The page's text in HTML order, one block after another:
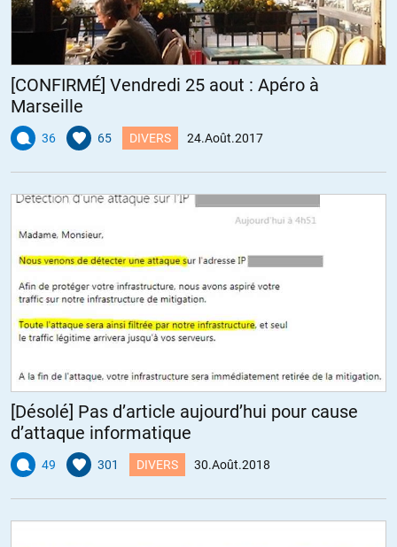
[CONFIRMÉ] Vendredi 25 aout : Apéro à
Marseille
36 65 DIVERS 24.Août.2017
[Désolé] Pas d’article aujourd’hui pour cause
d’attaque informatique
49 301 DIVERS 30.Août.2018